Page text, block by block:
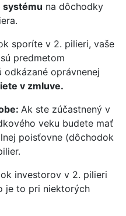
systému na dôchodky
sporíte v 2. pilieri, vaše
predmetom
odkázané oprávnenej
v zmluve.
Ak ste zúčastnený v
veku budete mať
poisťovne (dôchodok
investorov v 2. pilieri
je to pri niektorých